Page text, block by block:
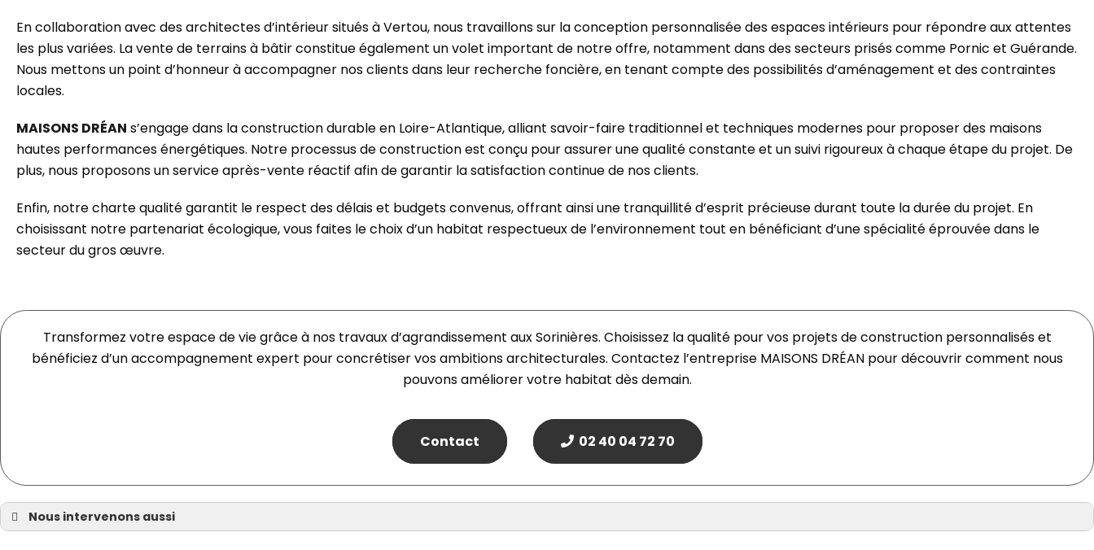
En collaboration avec des architectes d’intérieur situés à Vertou, nous travaillons sur la conception personnalisée des espaces intérieurs pour répondre aux attentes
les plus variées. La vente de terrains à bâtir constitue également un volet important de notre offre, notamment dans des secteurs prisés comme Pornic et Guérande.
Nous mettons un point d’honneur à accompagner nos clients dans leur recherche foncière, en tenant compte des possibilités d’aménagement et des contraintes
locales.
MAISONS DRÉAN s’engage dans la construction durable en Loire-Atlantique, alliant savoir-faire traditionnel et techniques modernes pour proposer des maisons
hautes performances énergétiques. Notre processus de construction est conçu pour assurer une qualité constante et un suivi rigoureux à chaque étape du projet. De
plus, nous proposons un service après-vente réactif afin de garantir la satisfaction continue de nos clients.
Enfin, notre charte qualité garantit le respect des délais et budgets convenus, offrant ainsi une tranquillité d’esprit précieuse durant toute la durée du projet. En
choisissant notre partenariat écologique, vous faites le choix d’un habitat respectueux de l’environnement tout en bénéficiant d’une spécialité éprouvée dans le
secteur du gros œuvre.
Transformez votre espace de vie grâce à nos travaux d’agrandissement aux Sorinières. Choisissez la qualité pour vos projets de construction personnalisés et
bénéficiez d’un accompagnement expert pour concrétiser vos ambitions architecturales. Contactez l’entreprise MAISONS DRÉAN pour découvrir comment nous
pouvons améliorer votre habitat dès demain.
Contact 02 40 04 72 70
Nous intervenons aussi